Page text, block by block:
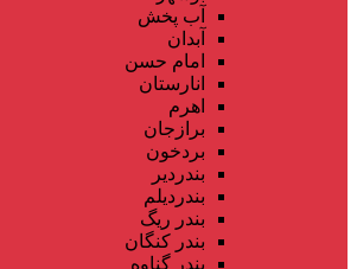
آب پخش
آبدان
امام حسن
انارستان
اهرم
برازجان
بردخون
بندردیر
بندردیلم
بندر ریگ
بندر کنگان
بندر گناوه